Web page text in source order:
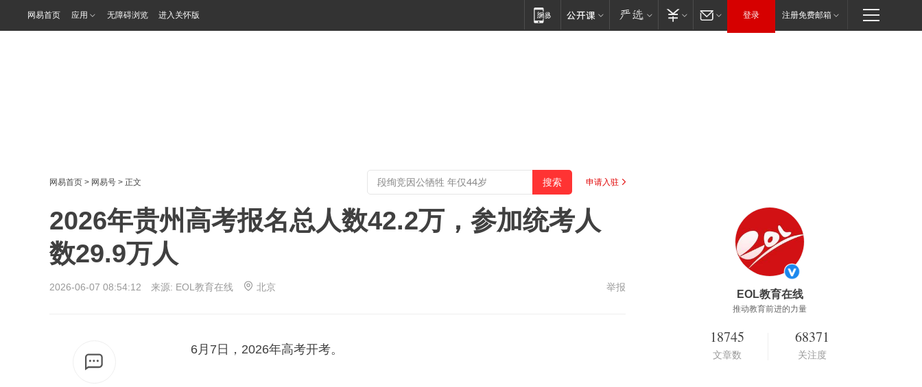
网易首页 应用 无障碍浏览 进入关怀版 登录 注册免费邮箱
网易首页 > 网易号 > 正文 申请入驻
2026年贵州高考报名总人数42.2万，参加统考人
数29.9万人
2026-06-07 08:54:12 来源: EOL教育在线 北京 举报
6月7日，2026年高考开考。
EOL教育在线
推动教育前进的力量
18745
文章数
68371
关注度